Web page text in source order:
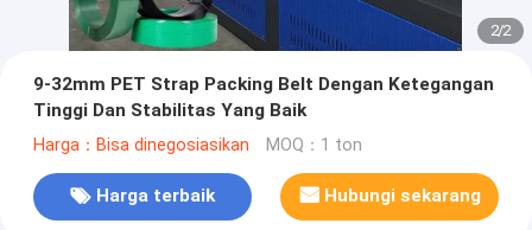
2/2
9-32mm PET Strap Packing Belt Dengan Ketegangan
Tinggi Dan Stabilitas Yang Baik
Harga：Bisa dinegosiasikan MOQ：1 ton
Harga terbaik Hubungi sekarang